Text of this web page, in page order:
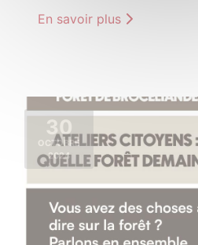
En savoir plus
30
OCTOBRE
2024